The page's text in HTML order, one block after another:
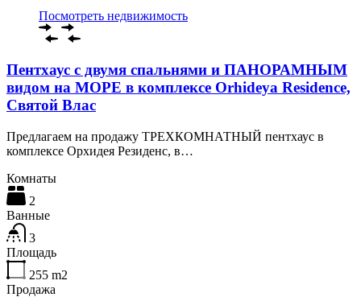
Посмотреть недвижимость
Пентхаус с двумя спальнями и ПАНОРАМНЫМ
видом на МОРЕ в комплексе Orhideya Residence,
Святой Влас
Предлагаем на продажу ТРЕХКОМНАТНЫЙ пентхаус в
комплексе Орхидея Резиденс, в…
Комнаты
2
Ванные
3
Площадь
255 m2
Продажа